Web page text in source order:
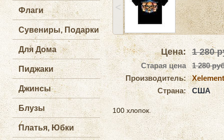
Флаги
Сувениры, Подарки
Для Дома
Пиджаки
Джинсы
Блузы
Платья, Юбки
˂
Цена: 1 280
Старая цена
1 280
Производитель:
Xelement
Страна:
США
100 хлопок.